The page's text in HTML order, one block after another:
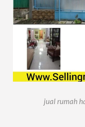
jual rumah